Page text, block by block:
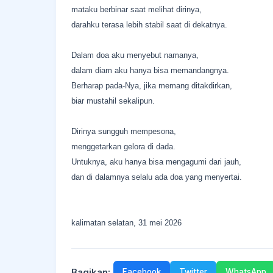
mataku berbinar saat melihat dirinya,
darahku terasa lebih stabil saat di dekatnya.
Dalam doa aku menyebut namanya,
dalam diam aku hanya bisa memandangnya.
Berharap pada-Nya, jika memang ditakdirkan,
biar mustahil sekalipun.
Dirinya sungguh mempesona,
menggetarkan gelora di dada.
Untuknya, aku hanya bisa mengagumi dari jauh,
dan di dalamnya selalu ada doa yang menyertai.
kalimatan selatan, 31 mei 2026